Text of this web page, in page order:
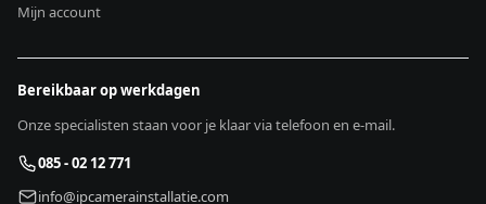
Mijn account
Bereikbaar op werkdagen
Onze specialisten staan voor je klaar via telefoon en e-mail.
085 - 02 12 771
info@ipcamerainstallatie.com